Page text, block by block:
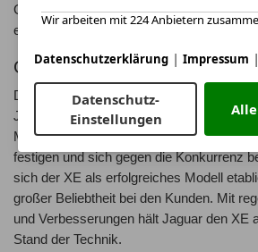
Geschmack die passende Option.
eine gelungene Kombination aus Eleganz
Geschichte des Jaguar XE
Der Jaguar XE wurde erstmals auf der
Jahr 2014 vorgestellt und kam ein Jahr
Mit dem XE wollte Jaguar seine Position
festigen und sich gegen die Konkurrenz
sich der XE als erfolgreiches Modell
großer Beliebtheit bei den Kunden. Mit
und Verbesserungen hält Jaguar den XE
Stand der Technik.
Wir arbeiten mit 224 Anbietern
Datenschutzerklärung | Impressum |
Datenschutz-
Einstellungen